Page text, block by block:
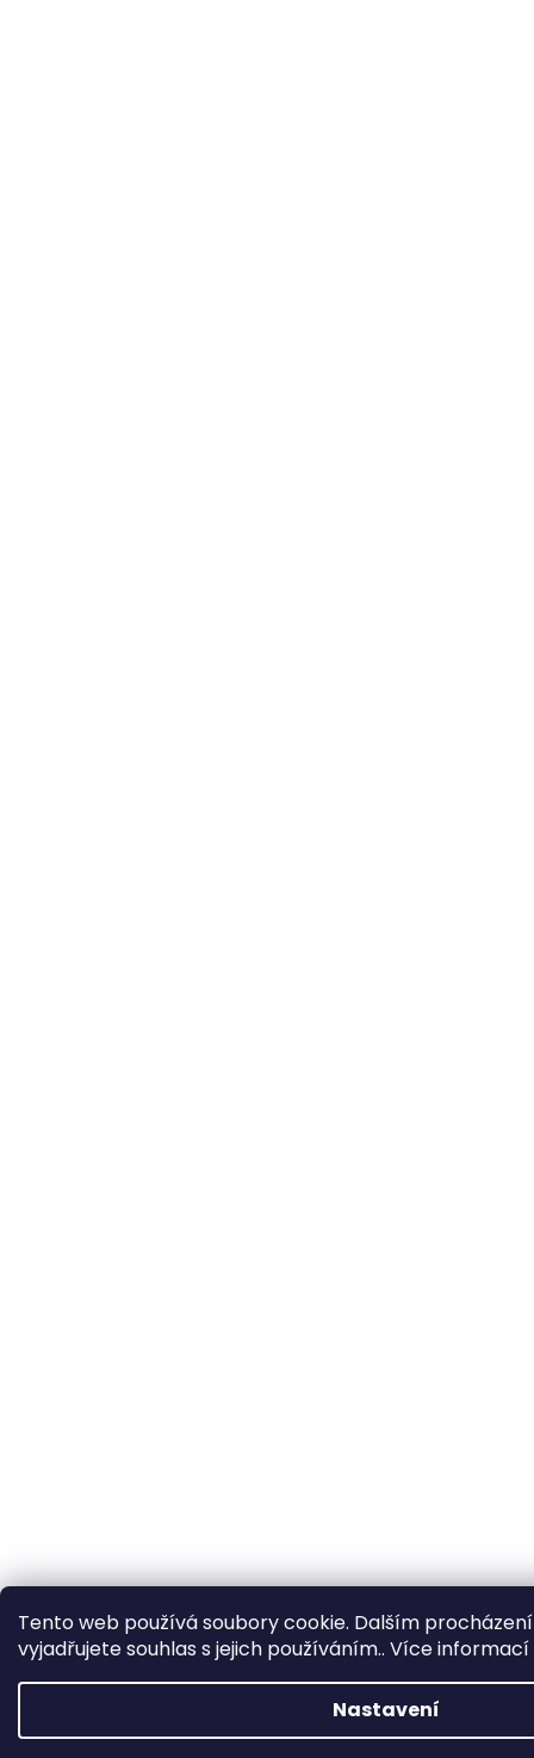
Tento web používá soubory cookie. Dalším
vyjadřujete souhlas s jejich používáním.. Více informací
Nastavení